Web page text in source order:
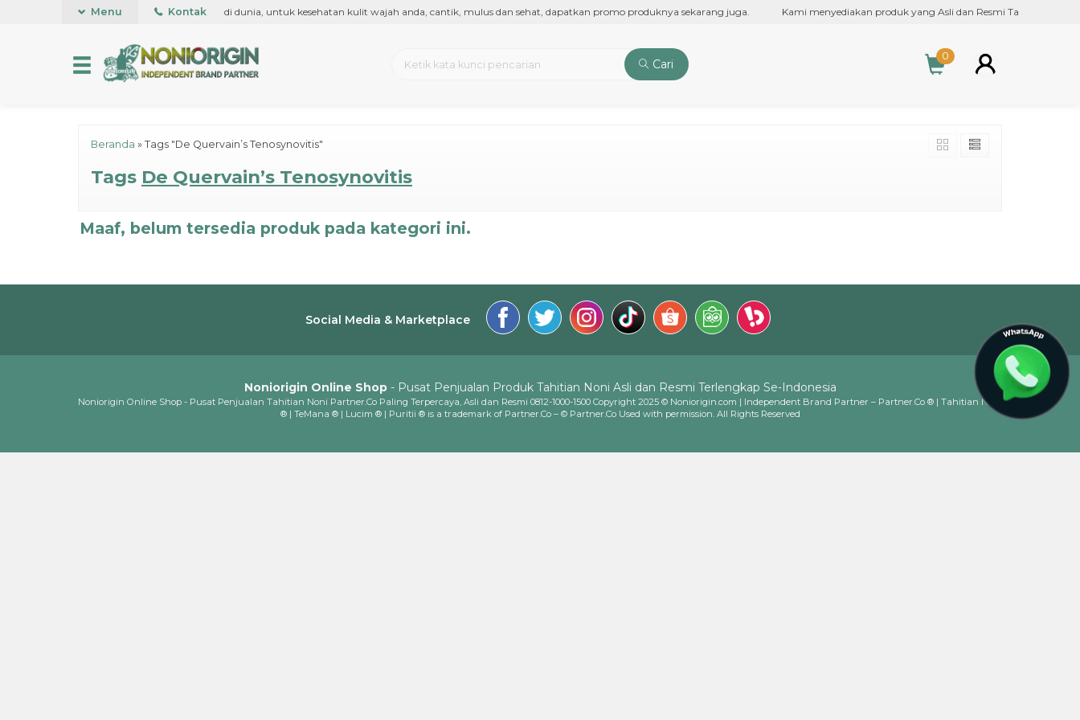
bernafas dalam bentuk Roll on pertama kali di dunia, untuk kesehatan kulit wajah anda, cantik, mulus dan sehat, dapatkan promo produknya sekarang juga. Kami menyediakan produk yang Asli dan Resmi Tahitian Noni
Menu Kontak
Cari
0
Beranda » Tags "De Quervain’s Tenosynovitis"
Tags De Quervain’s Tenosynovitis
Maaf, belum tersedia produk pada kategori ini.
Social Media & Marketplace
Noniorigin Online Shop- Pusat Penjualan Produk Tahitian Noni Asli dan Resmi Terlengkap Se-Indonesia
Noniorigin Online Shop - Pusat Penjualan Tahitian Noni Partner.Co Paling Terpercaya, Asli dan Resmi 0812-1000-1500 Copyright 2025 © Noniorigin.com | Independent Brand Partner – Partner.Co ® | Tahitian Noni
® | TeMana ® | Lucim ® | Puritii ® is a trademark of Partner.Co – © Partner.Co Used with permission. All Rights Reserved